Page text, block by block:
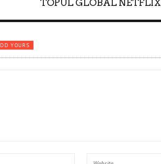
TOPUL GLOBAL NETFLIX
YOURS